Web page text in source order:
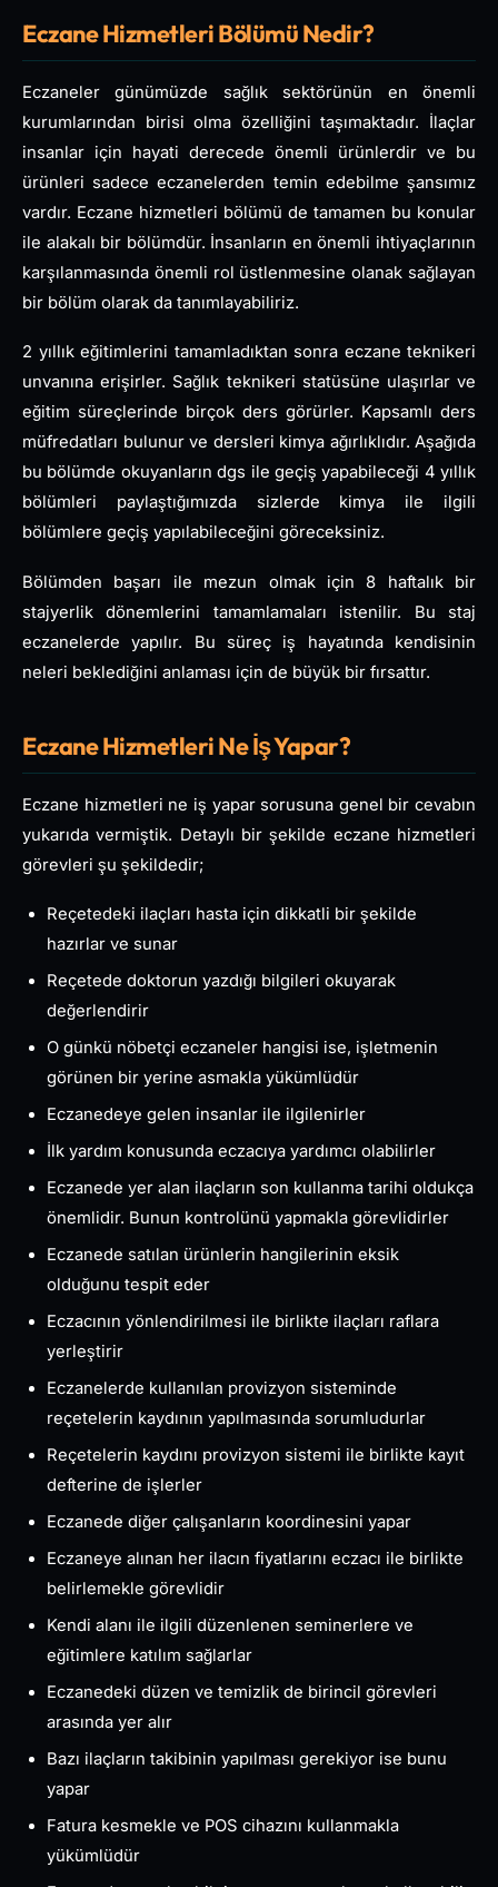
Eczane Hizmetleri Bölümü Nedir?
Eczaneler günümüzde sağlık sektörünün en önemli
kurumlarından birisi olma özelliğini taşımaktadır. İlaçlar
insanlar için hayati derecede önemli ürünlerdir ve bu
ürünleri sadece eczanelerden temin edebilme şansımız
vardır. Eczane hizmetleri bölümü de tamamen bu konular
ile alakalı bir bölümdür. İnsanların en önemli ihtiyaçlarının
karşılanmasında önemli rol üstlenmesine olanak sağlayan
bir bölüm olarak da tanımlayabiliriz.
2 yıllık eğitimlerini tamamladıktan sonra eczane teknikeri
unvanına erişirler. Sağlık teknikeri statüsüne ulaşırlar ve
eğitim süreçlerinde birçok ders görürler. Kapsamlı ders
müfredatları bulunur ve dersleri kimya ağırlıklıdır. Aşağıda
bu bölümde okuyanların dgs ile geçiş yapabileceği 4 yıllık
bölümleri paylaştığımızda sizlerde kimya ile ilgili
bölümlere geçiş yapılabileceğini göreceksiniz.
Bölümden başarı ile mezun olmak için 8 haftalık bir
stajyerlik dönemlerini tamamlamaları istenilir. Bu staj
eczanelerde yapılır. Bu süreç iş hayatında kendisinin
neleri beklediğini anlaması için de büyük bir fırsattır.
Eczane Hizmetleri Ne İş Yapar?
Eczane hizmetleri ne iş yapar sorusuna genel bir cevabın
yukarıda vermiştik. Detaylı bir şekilde eczane hizmetleri
görevleri şu şekildedir;
Reçetedeki ilaçları hasta için dikkatli bir şekilde
hazırlar ve sunar
Reçetede doktorun yazdığı bilgileri okuyarak
değerlendirir
O günkü nöbetçi eczaneler hangisi ise, işletmenin
görünen bir yerine asmakla yükümlüdür
Eczanedeye gelen insanlar ile ilgilenirler
İlk yardım konusunda eczacıya yardımcı olabilirler
Eczanede yer alan ilaçların son kullanma tarihi oldukça
önemlidir. Bunun kontrolünü yapmakla görevlidirler
Eczanede satılan ürünlerin hangilerinin eksik
olduğunu tespit eder
Eczacının yönlendirilmesi ile birlikte ilaçları raflara
yerleştirir
Eczanelerde kullanılan provizyon sisteminde
reçetelerin kaydının yapılmasında sorumludurlar
Reçetelerin kaydını provizyon sistemi ile birlikte kayıt
defterine de işlerler
Eczanede diğer çalışanların koordinesini yapar
Eczaneye alınan her ilacın fiyatlarını eczacı ile birlikte
belirlemekle görevlidir
Kendi alanı ile ilgili düzenlenen seminerlere ve
eğitimlere katılım sağlarlar
Eczanedeki düzen ve temizlik de birincil görevleri
arasında yer alır
Bazı ilaçların takibinin yapılması gerekiyor ise bunu
yapar
Fatura kesmekle ve POS cihazını kullanmakla
yükümlüdür